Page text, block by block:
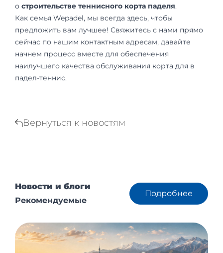
о строительстве теннисного корта паделя.
Как семья Wepadel, мы всегда здесь, чтобы
предложить вам лучшее! Свяжитесь с нами прямо
сейчас по нашим контактным адресам, давайте
начнем процесс вместе для обеспечения
наилучшего качества обслуживания корта для в
падел-теннис.
Вернуться к новостям
Новости и блоги
Рекомендуемые
Подробнее